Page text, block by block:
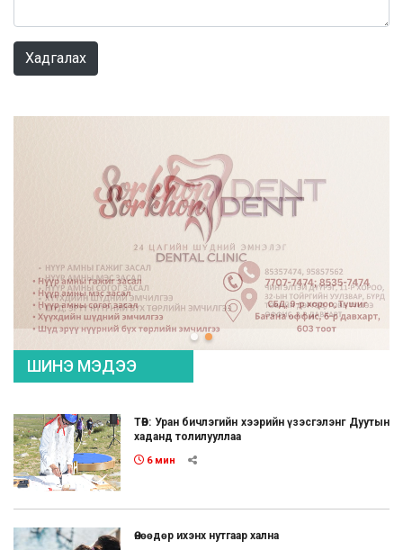
Хадгалах
ШИНЭ МЭДЭЭ
ТӨВ: Уран бичлэгийн хээрийн үзэсгэлэнг Дуутын
хаданд толилууллаа
6 мин
Өнөөдөр ихэнх нутгаар хална